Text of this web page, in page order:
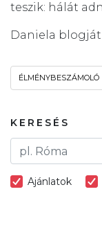
teszik: hálát
Daniela blogját
ÉLMÉNYBESZÁMOLÓ
KERESÉS
Ajánlatok